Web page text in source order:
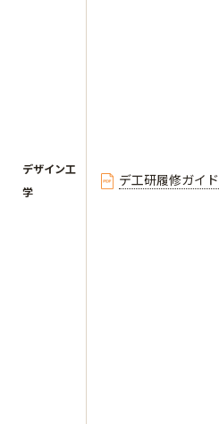
デザイン工
学
デ工研履修ガイド